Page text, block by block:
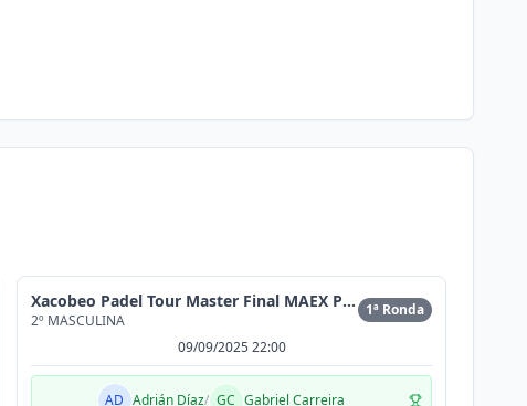
Xacobeo Padel Tour Master Final MAEX Pérez Varela
2º MASCULINA
1ª Ronda
09/09/2025 22:00
AD Adrián Díaz/ GC Gabriel Carreira